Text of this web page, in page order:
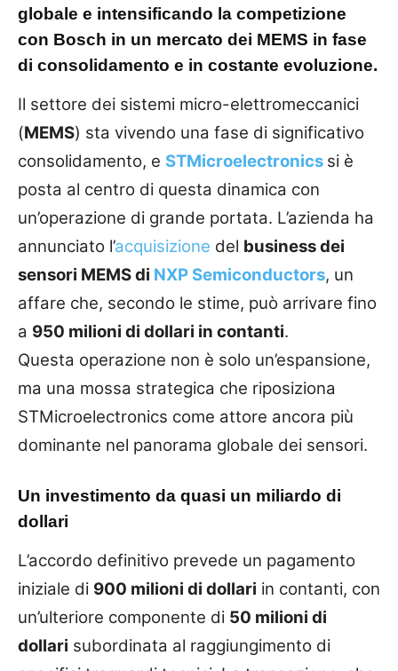
globale e intensificando la competizione
con Bosch in un mercato dei MEMS in fase
di consolidamento e in costante evoluzione.
Il settore dei sistemi micro-elettromeccanici
(MEMS) sta vivendo una fase di significativo
consolidamento, e STMicroelectronics si è
posta al centro di questa dinamica con
un’operazione di grande portata. L’azienda ha
annunciato l’acquisizione del business dei
sensori MEMS di NXP Semiconductors, un
affare che, secondo le stime, può arrivare fino
a 950 milioni di dollari in contanti.
Questa operazione non è solo un’espansione,
ma una mossa strategica che riposiziona
STMicroelectronics come attore ancora più
dominante nel panorama globale dei sensori.
Un investimento da quasi un miliardo di
dollari
L’accordo definitivo prevede un pagamento
iniziale di 900 milioni di dollari in contanti, con
un’ulteriore componente di 50 milioni di
dollari subordinata al raggiungimento di